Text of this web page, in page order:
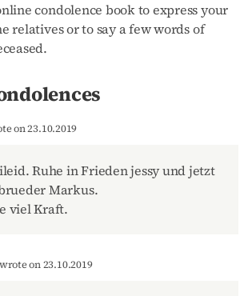
condolence book to express your
relatives or to say a few words of
on 23.10.2019
Ruhe in Frieden jessy und jetzt
Markus.
viel Kraft.
wrote on 23.10.2019